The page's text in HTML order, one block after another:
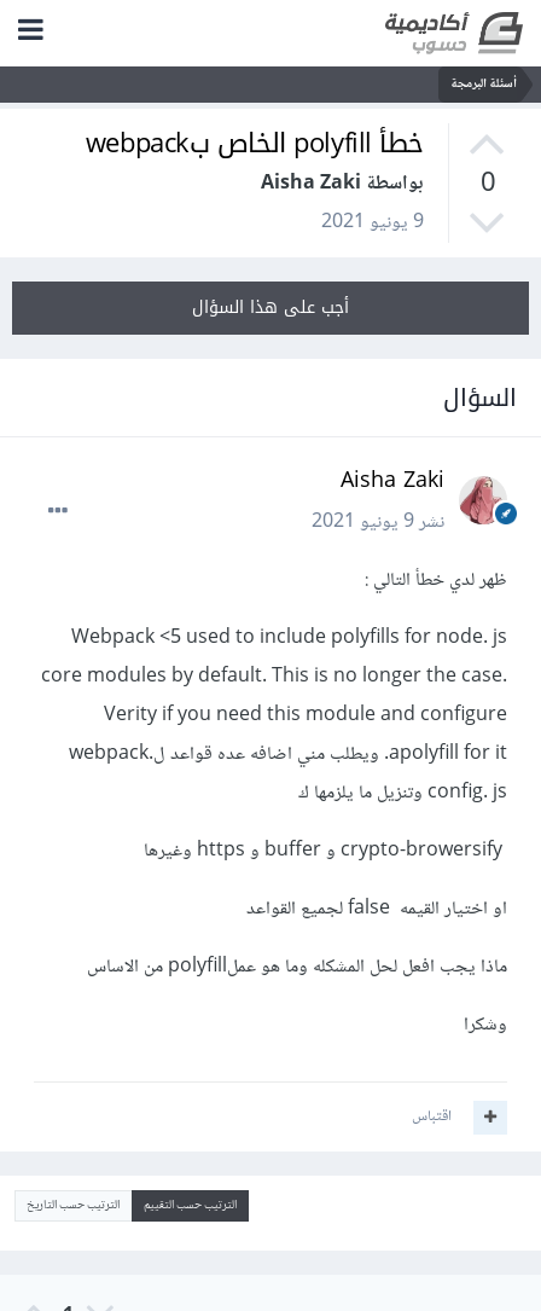
أسئلة البرمجة
0
خطأ polyfill الخاص بwebpack
بواسطة Aisha Zaki
9 يونيو 2021
أجب على هذا السؤال
السؤال
Aisha Zaki
نشر9 يونيو 2021
ظهر لدي خطأ التالي :
Webpack <5 used to include polyfills for node. js
core modules by default. This is no longer the case.
Verity if you need this module and configure
apolyfill for it. ويطلب مني اضافه عده قواعد لwebpack.
config. js وتنزيل ما يلزمها ك
او اختيار القيمه false لجميع القواعد
ماذا يجب افعل لحل المشكله وما هو عملpolyfill من الاساس
وشكرا
اقتباس
الترتيب حسب التقييم الترتيب حسب التاريخ